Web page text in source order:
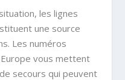
les lignes
une source
Les numéros
vous mettent
secours qui peuvent